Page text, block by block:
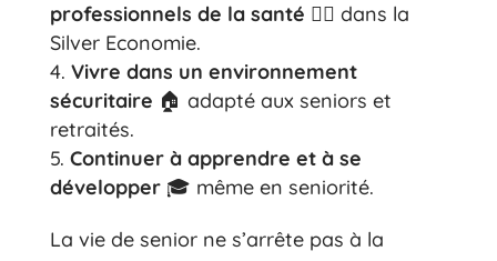
professionnels de la santé 👩‍⚕️ dans la
Silver Economie.
Vivre dans un environnement
sécuritaire 🏠 adapté aux seniors et
retraités.
Continuer à apprendre et à se
développer🎓 même en seniorité.
La vie de senior ne s’arrête pas à la